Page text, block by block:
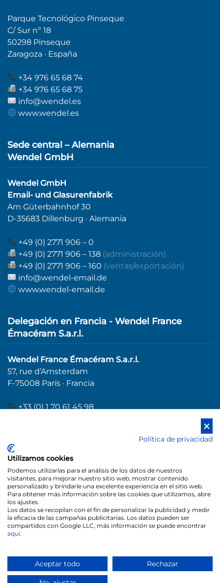
Parque Tecnológico Pinseque
C/ Sur nº 18
50298 Pinseque
Zaragoza · España
+34 976 65 68 74
+34 976 65 68 75
info@wendel.es
www.wendel.es
Sede central – Alemania
Wendel GmbH
Wendel GmbH
Email- und Glasurenfabrik
Am Güterbahnhof 30
D-35683 Dillenburg · Alemania
+49 (0) 2771 906 – 0
+49 (0) 2771 906 – 138 (administración)
+49 (0) 2771 906 – 160 (ventas/exportación)
info@wendel-email.de
www.wendel-email.de
Delegación en Francia - Wendel France
Émacéram S.a.r.l.
Wendel France Émacéram S.a.r.l.
57, rue d’Amsterdam
F-75008 París · Francia
+33 (0) 1 70 61 45 98
Política de privacidad
Política de cookies
Accesibilidad
©2026Wendel Email Logistics.Especialistas en esmaltes industriales y
asesoramiento técnico - Todos los derechos reservados. Web
creada
Política de privacidad
Utilizamos cookies
Podemos utilizarlas para el análisis de los datos de nuestros
visitantes, para mejorar nuestro sitio web, mostrar contenido
personalizado y brindarle una excelente experiencia en el sitio web.
Para obtener más información sobre las cookies que utilizamos, abre
los ajustes.
Los datos se recopilan con el fin de personalizar la publicidad y medir
la eficacia de las campañas publicitarias. Los datos pueden ser
compartidos con Google LLC, más información se puede encontrar
aquí.
Aceptar todo Rechazar